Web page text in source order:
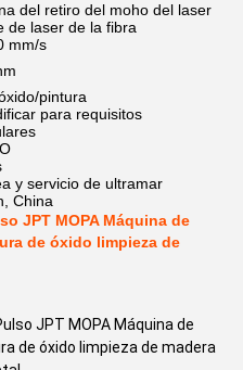
del retiro del moho del laser
de laser de la fibra
mm/s
pintura
para requisitos
y servicio de ultramar
China
JPT MOPA Máquina de
de óxido limpieza de
JPT MOPA Máquina de
de óxido limpieza de madera